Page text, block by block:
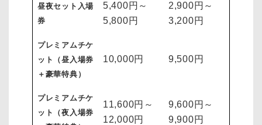
昼夜セット入場
券
5,400円～
5,800円
2,900円～
3,200円
プレミアムチケ
ット（昼入場券
＋豪華特典）
10,000円 9,500円
プレミアムチケ
ット（夜入場券
11,600円～
12,000円
9,600円～
9,900円